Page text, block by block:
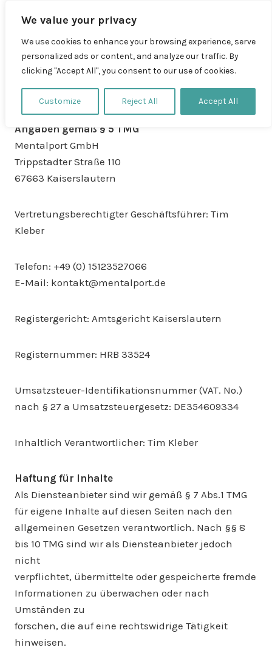
We value your privacy
We use cookies to enhance your browsing experience, serve
personalized ads or content, and analyze our traffic. By
clicking "Accept All", you consent to our use of cookies.
Customize Reject All Accept All
Inhalt
springen
Impressum
Angaben gemäß § 5 TMG
Mentalport GmbH
Trippstadter Straße 110
67663 Kaiserslautern
Vertretungsberechtigter Geschäftsführer: Tim
Kleber
Telefon: +49 (0) 15123527066
E-Mail: kontakt@mentalport.de
Registergericht: Amtsgericht Kaiserslautern
Registernummer: HRB 33524
Umsatzsteuer-Identifikationsnummer (VAT. No.)
nach § 27 a Umsatzsteuergesetz: DE354609334
Inhaltlich Verantwortlicher: Tim Kleber
Haftung für Inhalte
Als Diensteanbieter sind wir gemäß § 7 Abs.1 TMG
für eigene Inhalte auf diesen Seiten nach den
allgemeinen Gesetzen verantwortlich. Nach §§ 8
bis 10 TMG sind wir als Diensteanbieter jedoch
nicht
verpflichtet, übermittelte oder gespeicherte fremde
Informationen zu überwachen oder nach
Umständen zu
forschen, die auf eine rechtswidrige Tätigkeit
hinweisen.